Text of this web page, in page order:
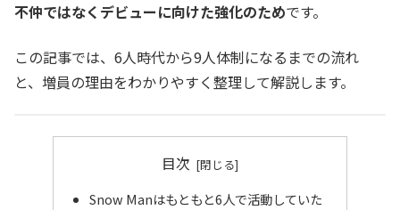
不仲ではなくデビューに向けた強化のためです。
この記事では、6人時代から9人体制になるまでの流れ
と、増員の理由をわかりやすく整理して解説します。
目次
Snow Manはもともと6人で活動していた